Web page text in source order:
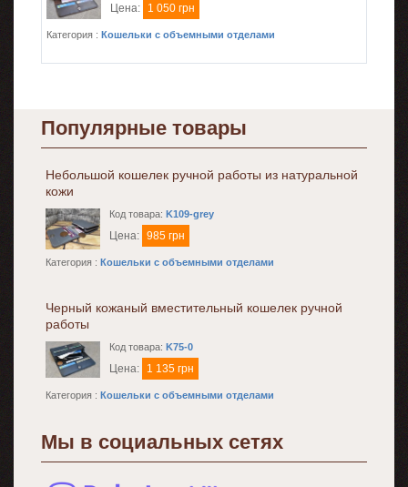
Цена: 1 050 грн
Категория : Кошельки с объемными отделами
Популярные товары
Небольшой кошелек ручной работы из натуральной
кожи
Код товара: K109-grey
Цена: 985 грн
Категория : Кошельки с объемными отделами
Черный кожаный вместительный кошелек ручной
работы
Код товара: K75-0
Цена: 1 135 грн
Категория : Кошельки с объемными отделами
Мы в социальных сетях